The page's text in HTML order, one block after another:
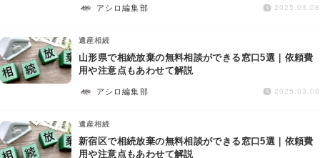
アシロ編集部 2025.03.08
遺産相続
山形県で相続放棄の無料相談ができる窓口5選｜依頼費
用や注意点もあわせて解説
アシロ編集部 2025.03.08
遺産相続
新宿区で相続放棄の無料相談ができる窓口5選｜依頼費
用や注意点もあわせて解説